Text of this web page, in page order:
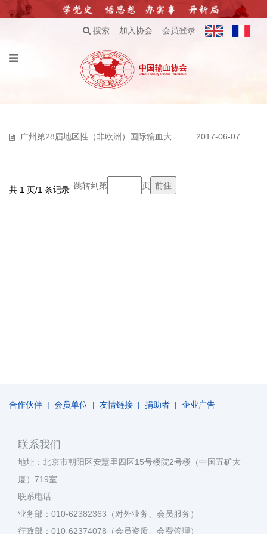
搜索 加入协会 会员登录
广州第28届地区性（非欧洲）国际输血大会中、英文摘要投稿 2017-06-07
共 1 页/1 条记录 跳转到第 页
合作伙伴 | 会员单位 | 友情链接 | 捐助者 | 企业广告
联系我们
地址：北京市朝阳区安慧里四区15号楼院2号楼（中国五矿大
厦）719室
联系电话
业务部：010-62382363（对外业务、会员服务）
行政部：010-62374078（会员资质、会费管理）